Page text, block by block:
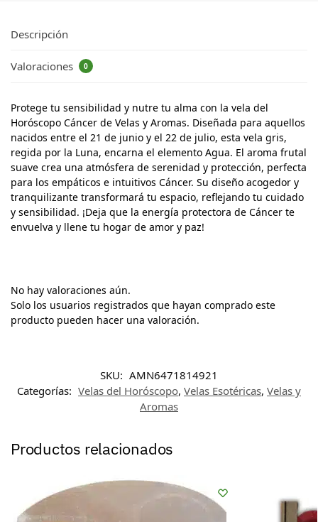
Descripción
Valoraciones 0
Protege tu sensibilidad y nutre tu alma con la vela del
Horóscopo Cáncer de Velas y Aromas. Diseñada para aquellos
nacidos entre el 21 de junio y el 22 de julio, esta vela gris,
regida por la Luna, encarna el elemento Agua. El aroma frutal
suave crea una atmósfera de serenidad y protección, perfecta
para los empáticos e intuitivos Cáncer. Su diseño acogedor y
tranquilizante transformará tu espacio, reflejando tu cuidado
y sensibilidad. ¡Deja que la energía protectora de Cáncer te
envuelva y llene tu hogar de amor y paz!
No hay valoraciones aún.
Solo los usuarios registrados que hayan comprado este
producto pueden hacer una valoración.
SKU: AMN6471814921
Categorías: Velas del Horóscopo, Velas Esotéricas, Velas y
Aromas
Productos relacionados